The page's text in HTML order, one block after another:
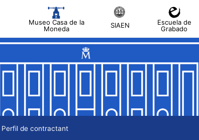
Museo Casa de la
Moneda
SIAEN
Escuela de
Grabado
Perfil de contractant